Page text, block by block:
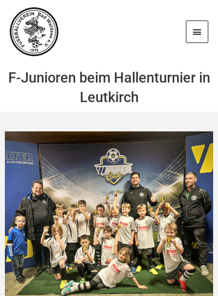
Inhalt
springen
F-Junioren beim Hallenturnier in
Leutkirch